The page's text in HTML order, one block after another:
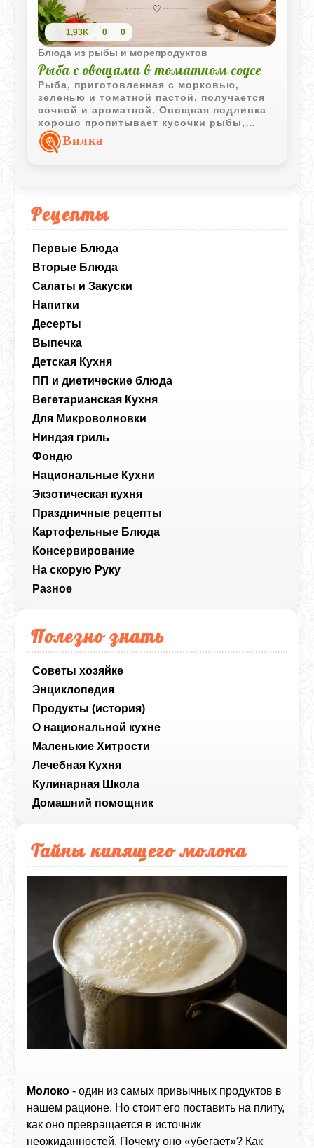
Рецепты
Первые Блюда
Вторые Блюда
Салаты и Закуски
Напитки
Десерты
Выпечка
Детская Кухня
ПП и диетические блюда
Вегетарианская Кухня
Для Микроволновки
Ниндзя гриль
Фондю
Национальные Кухни
Экзотическая кухня
Праздничные рецепты
Картофельные Блюда
Консервирование
На скорую Руку
Разное
Полезно знать
Советы хозяйке
Энциклопедия
Продукты (история)
О национальной кухне
Маленькие Хитрости
Лечебная Кухня
Кулинарная Школа
Домашний помощник
Тайны кипящего молока
Молоко - один из самых привычных продуктов в
нашем рационе. Но стоит его поставить на плиту,
как оно превращается в источник
неожиданностей. Почему оно «убегает»? Как
1,93K 0 0
Блюда из рыбы и морепродуктов
Рыба с овощами в томатном соусе
Рыба, приготовленная с морковью,
зеленью и томатной пастой, получается
сочной и ароматной. Овощная подливка
хорошо пропитывает кусочки рыбы,
делая блюдо насыщенным и аппетитным.
Вилка